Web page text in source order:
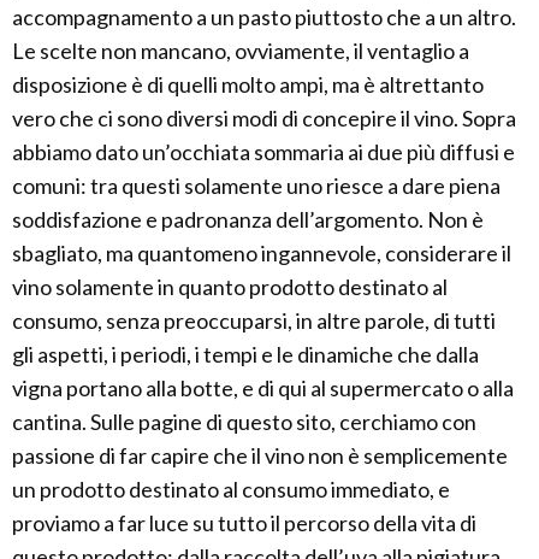
accompagnamento a un pasto piuttosto che a un altro.
Le scelte non mancano, ovviamente, il ventaglio a
disposizione è di quelli molto ampi, ma è altrettanto
vero che ci sono diversi modi di concepire il vino. Sopra
abbiamo dato un’occhiata sommaria ai due più diffusi e
comuni: tra questi solamente uno riesce a dare piena
soddisfazione e padronanza dell’argomento. Non è
sbagliato, ma quantomeno ingannevole, considerare il
vino solamente in quanto prodotto destinato al
consumo, senza preoccuparsi, in altre parole, di tutti
gli aspetti, i periodi, i tempi e le dinamiche che dalla
vigna portano alla botte, e di qui al supermercato o alla
cantina. Sulle pagine di questo sito, cerchiamo con
passione di far capire che il vino non è semplicemente
un prodotto destinato al consumo immediato, e
proviamo a far luce su tutto il percorso della vita di